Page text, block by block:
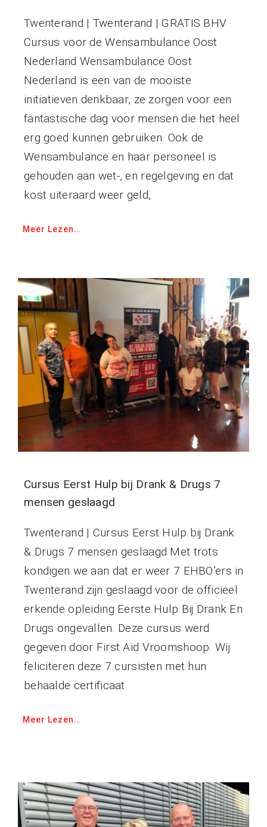
Twenterand | Twenterand | GRATIS BHV
Cursus voor de Wensambulance Oost
Nederland Wensambulance Oost
Nederland is een van de mooiste
initiatieven denkbaar, ze zorgen voor een
fantastische dag voor mensen die het heel
erg goed kunnen gebruiken. Ook de
Wensambulance en haar personeel is
gehouden aan wet-, en regelgeving en dat
kost uiteraard weer geld,
Meer Lezen…
Cursus Eerst Hulp bij Drank & Drugs 7
mensen geslaagd
Twenterand | Cursus Eerst Hulp bij Drank
& Drugs 7 mensen geslaagd Met trots
kondigen we aan dat er weer 7 EHBO’ers in
Twenterand zijn geslaagd voor de officieel
erkende opleiding Eerste Hulp Bij Drank En
Drugs ongevallen. Deze cursus werd
gegeven door First Aid Vroomshoop. Wij
feliciteren deze 7 cursisten met hun
behaalde certificaat
Meer Lezen…